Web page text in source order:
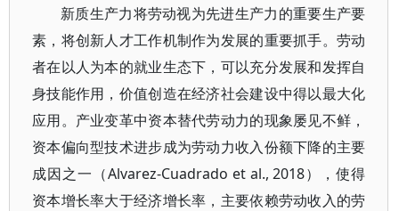
新质生产力将劳动视为先进生产力的重要生产要
素，将创新人才工作机制作为发展的重要抓手。劳动
者在以人为本的就业生态下，可以充分发展和发挥自
身技能作用，价值创造在经济社会建设中得以最大化
应用。产业变革中资本替代劳动力的现象屡见不鲜，
资本偏向型技术进步成为劳动力收入份额下降的主要
成因之一（Alvarez-Cuadrado et al., 2018），使得
资本增长率大于经济增长率，主要依赖劳动收入的劳